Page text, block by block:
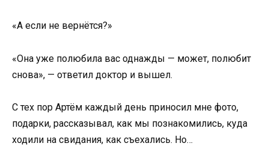
«А если не вернётся?»
«Она уже полюбила вас однажды — может, полюбит
снова», — ответил доктор и вышел.
С тех пор Артём каждый день приносил мне фото,
подарки, рассказывал, как мы познакомились, куда
ходили на свидания, как съехались. Но…